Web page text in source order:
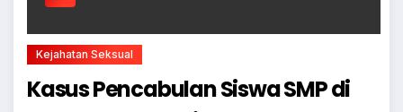
Kejahatan Seksual
Kasus Pencabulan Siswa SMP di